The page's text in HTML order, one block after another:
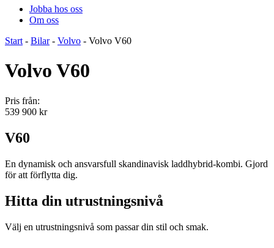
Jobba hos oss
Om oss
Start - Bilar- Volvo - Volvo V60
Volvo V60
Pris från:
539 900 kr
V60
En dynamisk och ansvarsfull skandinavisk laddhybrid-kombi. Gjord
för att förflytta dig.
Hitta din utrustningsnivå
Välj en utrustningsnivå som passar din stil och smak.